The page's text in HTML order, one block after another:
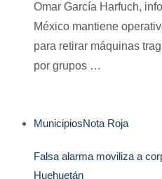
Omar García Harfuch,
México mantiene
para retirar máquinas
por grupos …
MunicipiosNota Roja
Falsa alarma moviliza a
Huehuetán